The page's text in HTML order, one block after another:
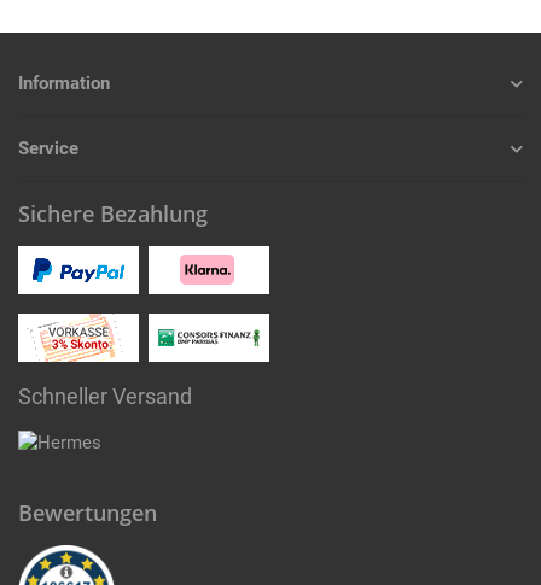
Information
Service
Sichere Bezahlung
Schneller Versand
Bewertungen